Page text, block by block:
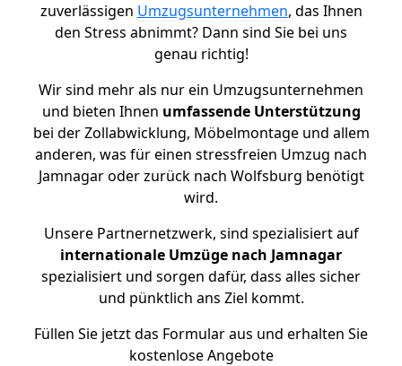
zuverlässigen Umzugsunternehmen, das Ihnen
den Stress abnimmt? Dann sind Sie bei uns
genau richtig!
Wir sind mehr als nur ein Umzugsunternehmen
und bieten Ihnen umfassende Unterstützung
bei der Zollabwicklung, Möbelmontage und allem
anderen, was für einen stressfreien Umzug nach
Jamnagar oder zurück nach Wolfsburg benötigt
wird.
Unsere Partnernetzwerk, sind spezialisiert auf
internationale Umzüge nach Jamnagar
spezialisiert und sorgen dafür, dass alles sicher
und pünktlich ans Ziel kommt.
Füllen Sie jetzt das Formular aus und erhalten Sie
kostenlose Angebote